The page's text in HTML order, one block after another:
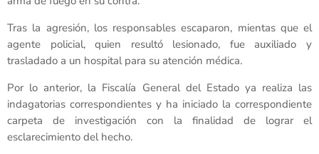
Tras la agresión, los responsables escaparon, mientas que el
agente policial, quien resultó lesionado, fue auxiliado y
trasladado a un hospital para su atención médica.
Por lo anterior, la Fiscalía General del Estado ya realiza las
indagatorias correspondientes y ha iniciado la correspondiente
carpeta de investigación con la finalidad de lograr el
esclarecimiento del hecho.